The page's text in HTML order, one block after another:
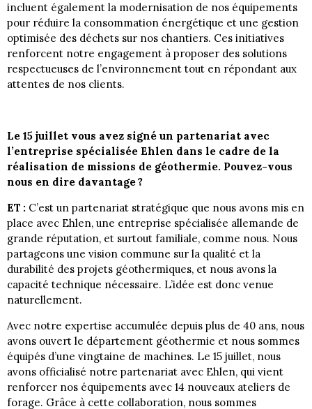
incluent également la modernisation de nos équipements
pour réduire la consommation énergétique et une gestion
optimisée des déchets sur nos chantiers. Ces initiatives
renforcent notre engagement à proposer des solutions
respectueuses de l’environnement tout en répondant aux
attentes de nos clients.
Le 15 juillet vous avez signé un partenariat avec
l’entreprise spécialisée Ehlen dans le cadre de la
réalisation de missions de géothermie. Pouvez-vous
nous en dire davantage ?
ET : C’est un partenariat stratégique que nous avons mis en
place avec Ehlen, une entreprise spécialisée allemande de
grande réputation, et surtout familiale, comme nous. Nous
partageons une vision commune sur la qualité et la
durabilité des projets géothermiques, et nous avons la
capacité technique nécessaire. L’idée est donc venue
naturellement.
Avec notre expertise accumulée depuis plus de 40 ans, nous
avons ouvert le département géothermie et nous sommes
équipés d’une vingtaine de machines. Le 15 juillet, nous
avons officialisé notre partenariat avec Ehlen, qui vient
renforcer nos équipements avec 14 nouveaux ateliers de
forage. Grâce à cette collaboration, nous sommes